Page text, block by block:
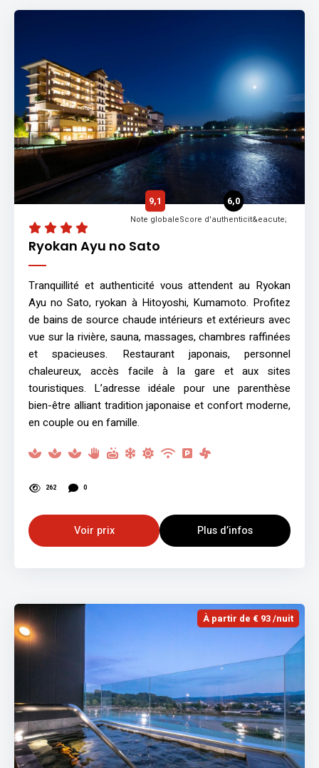
Ryokan Ayu no Sato
9,1
Note globale
6,0
Score d'authenticit&eacute;
Tranquillité et authenticité vous attendent au Ryokan
Ayu no Sato, ryokan à Hitoyoshi, Kumamoto. Profitez
de bains de source chaude intérieurs et extérieurs avec
vue sur la rivière, sauna, massages, chambres raffinées
et spacieuses. Restaurant japonais, personnel
chaleureux, accès facile à la gare et aux sites
touristiques. L’adresse idéale pour une parenthèse
bien-être alliant tradition japonaise et confort moderne,
en couple ou en famille.
262 0
Voir prix Plus d’infos
À partir de € 93 /nuit